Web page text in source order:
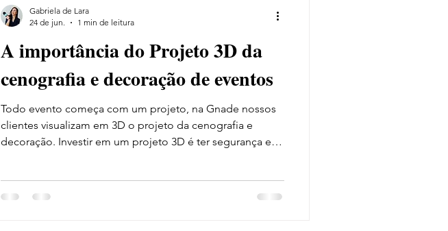
A importância do Projeto 3D da
cenografia e decoração de eventos
Todo evento começa com um projeto, na Gnade nossos
clientes visualizam em 3D o projeto da cenografia e
decoração. Investir em um projeto 3D é ter segurança e
Gabriela de Lara
24 de jun.
1 min de leitura